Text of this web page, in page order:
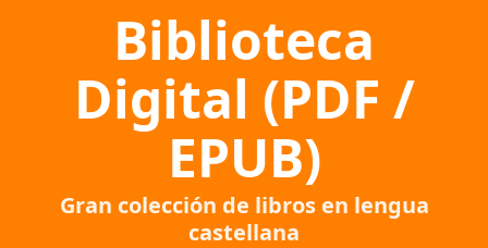
Biblioteca
Digital (PDF /
EPUB)
Gran colección de libros en lengua
castellana